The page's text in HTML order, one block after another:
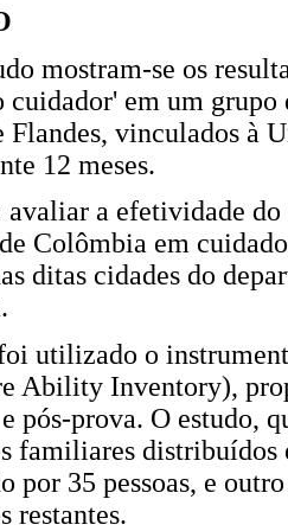
mostram-se os
cuidador' em um
Flandes, vinculados à
12 meses.
avaliar a efetividade
Colômbia em
ditas cidades do
utilizado o
Ability Inventory),
pós-prova. O estudo,
familiares
por 35 pessoas, e
restantes.